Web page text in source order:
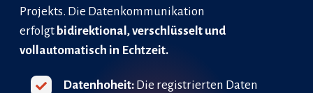
Projekts. Die Datenkommunikation
erfolgt bidirektional, verschlüsselt und
vollautomatisch in Echtzeit.
Datenhoheit:Die registrierten Daten